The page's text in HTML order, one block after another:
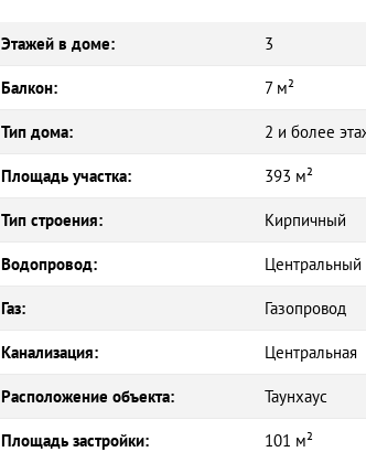
Этажей в доме: 3
Балкон: 7 м²
Тип дома: 2 и более
Площадь участка: 393 м²
Тип строения: Кирпичный
Водопровод: Центральный
Газ: Газопровод
Канализация: Центральная
Расположение объекта: Таунхаус
Площадь застройки: 101 м²